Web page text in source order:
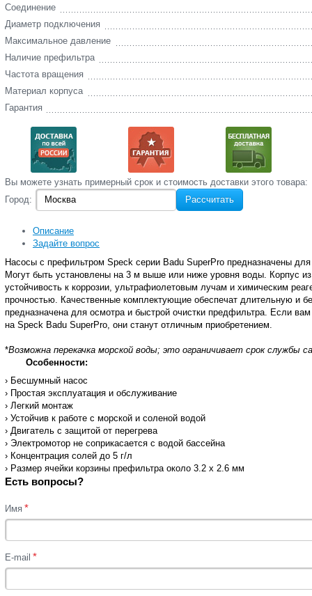
Соединение
Диаметр подключения
Максимальное давление
Наличие префильтра
Частота вращения
Материал корпуса
Гарантия
Вы‌ можете‌ узнать‌ примерный срок и стоимость‌ доставки этого товара:
Город:
Рассчитать
Описание
Задайте вопрос
Насосы с префильтром Speck серии Badu SuperPro предназначены
Могут быть установлены на 3 м выше или ниже уровня воды. Корпус
устойчивость к коррозии, ультрафиолетовым лучам и химическим
прочностью. Качественные комплектующие обеспечат длительную и
предназначена для осмотра и быстрой очистки предфильтра. Если
на Speck Badu SuperPro, они станут отличным приобретением.
*Возможна перекачка морской воды; это ограничивает срок службы
Особенности:
› Бесшумный насос
› Простая эксплуатация и обслуживание
› Легкий монтаж
› Устойчив к работе с морской и соленой водой
› Двигатель с защитой от перегрева
› Электромотор не соприкасается с водой бассейна
› Концентрация солей до 5 г/л
› Размер ячейки корзины префильтра около 3.2 х 2.6 мм
Есть вопросы?
Имя *
E-mail *